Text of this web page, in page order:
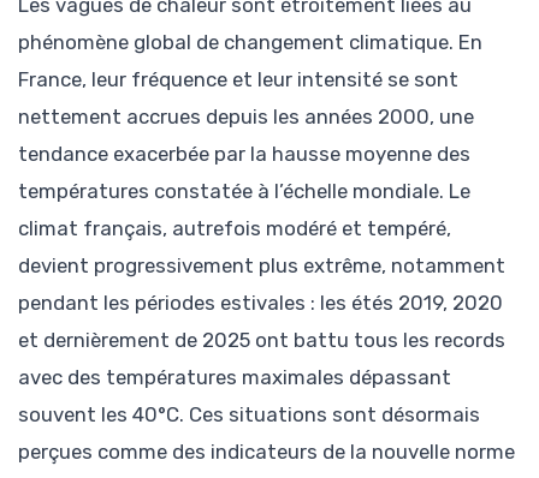
phénomène global de changement climatique. En
France, leur fréquence et leur intensité se sont
nettement accrues depuis les années 2000, une
tendance exacerbée par la hausse moyenne des
températures constatée à l’échelle mondiale. Le
climat français, autrefois modéré et tempéré,
devient progressivement plus extrême, notamment
pendant les périodes estivales : les étés 2019, 2020
et dernièrement de 2025 ont battu tous les records
avec des températures maximales dépassant
souvent les 40°C. Ces situations sont désormais
perçues comme des indicateurs de la nouvelle norme